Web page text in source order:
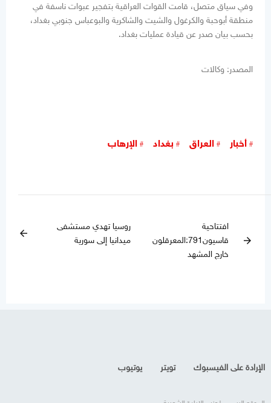
وفي سياق متصل، قامت القوات العراقية بتفجير عبوات ناسفة في
منطقة أبوحبة والكرغول والشيت والشاكرية والبوعباس جنوبي بغداد،
بحسب بيان صدر عن قيادة عمليات بغداد.
المصدر: وكالات
أخبار العراق بغداد الإرهاب
arrow_forward
افتتاحية
قاسيون791:المعرقلون
خارج المشهد
روسيا تهدي مستشفى
ميدانيا إلى سورية
arrow_back
الإرادة على الفيسبوك تويتر يوتيوب